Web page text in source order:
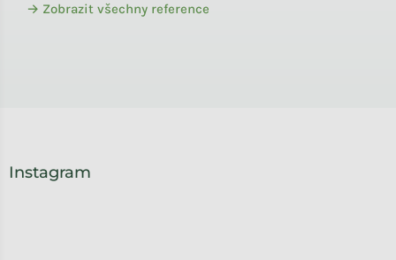
→ Zobrazit všechny reference
Instagram